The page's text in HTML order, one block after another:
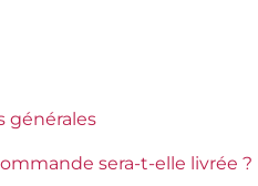
générales
sera-t-elle livrée ?